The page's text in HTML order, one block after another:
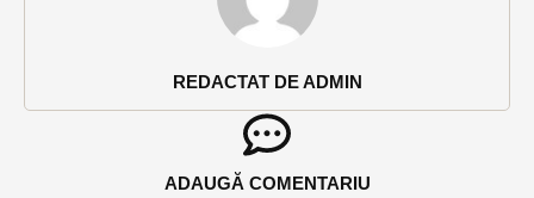
REDACTAT DE ADMIN
ADAUGĂ COMENTARIU